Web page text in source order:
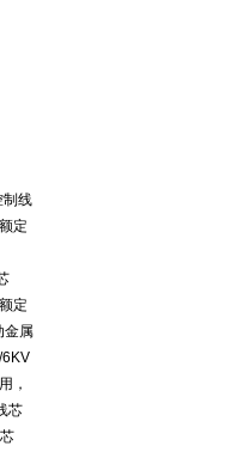
制线
定
定
金属
，
芯